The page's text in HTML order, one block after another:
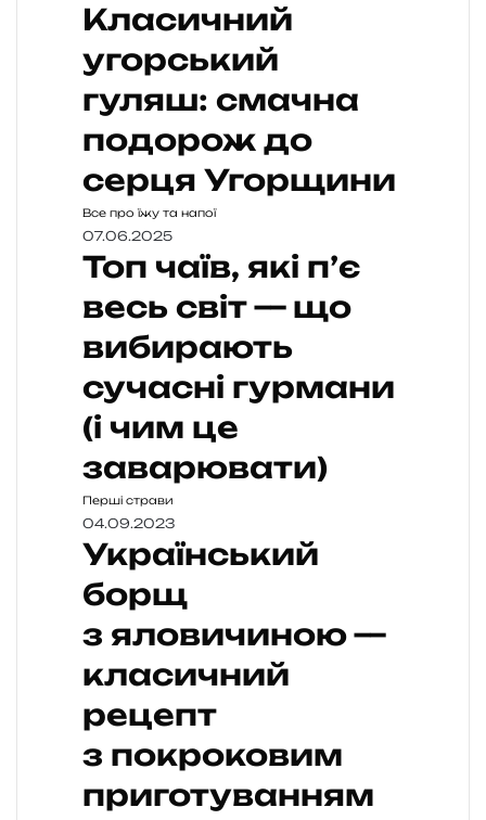
Класичний
угорський
гуляш: смачна
подорож до
серця Угорщини
Все про їжу та напої
07.06.2025
Топ чаїв, які п’є
весь світ — що
вибирають
сучасні гурмани
(і чим це
заварювати)
Перші страви
04.09.2023
Український
борщ
з яловичиною —
класичний
рецепт
з покроковим
приготуванням